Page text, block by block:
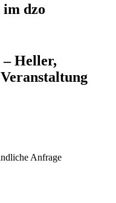
dzo
Heller,
Anfrage